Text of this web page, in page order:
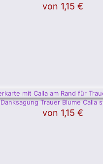
von 1,15 €
Danksagung Trauer Blume Calla
von 1,15 €